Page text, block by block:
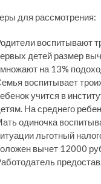
для рассмотрения:
воспитывают
детей размер
на 13%
воспитывает
учится в
На среднего
одиночка
льготный
вычет 12000